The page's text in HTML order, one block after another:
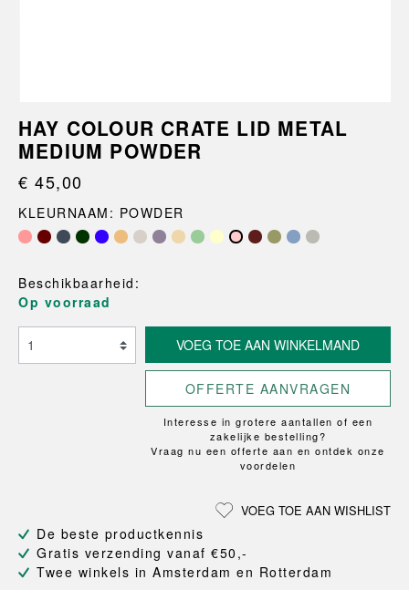
HAY COLOUR CRATE LID METAL
MEDIUM POWDER
€ 45,00
KLEURNAAM: POWDER
Beschikbaarheid:
Op voorraad
VOEG TOE AAN WINKELMAND
OFFERTE AANVRAGEN
Interesse in grotere aantallen of een
zakelijke bestelling?
Vraag nu een offerte aan en ontdek onze
voordelen
VOEG TOE AAN WISHLIST
De beste productkennis
Gratis verzending vanaf €50,-
Twee winkels in Amsterdam en Rotterdam